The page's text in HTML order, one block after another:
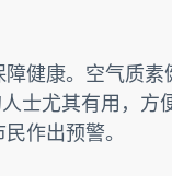
健康。空气质素
士尤其有用，方
作出预警。